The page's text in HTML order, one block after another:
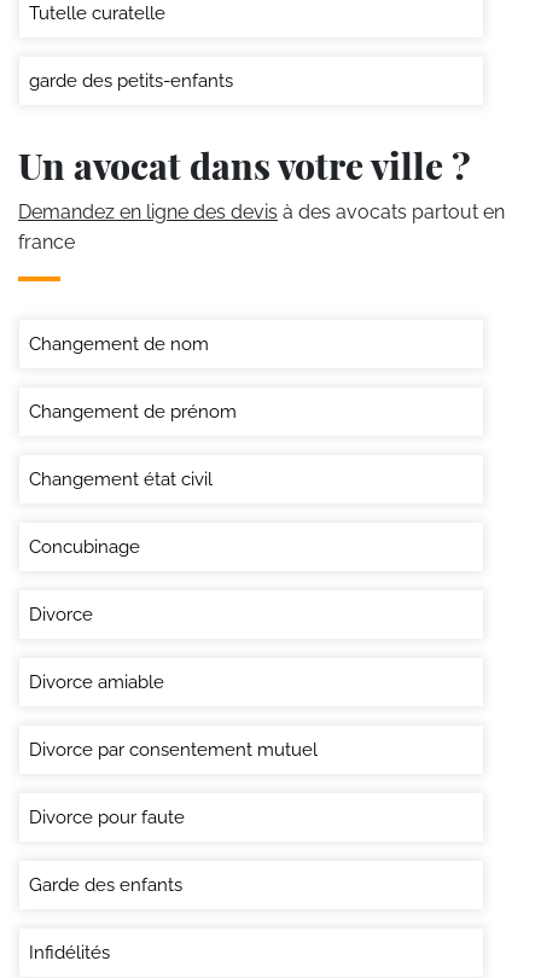
Tutelle curatelle
garde des petits-enfants
Un avocat dans votre ville ?
Demandez en ligne des devis à des avocats partout en
france
Changement de nom
Changement de prénom
Changement état civil
Concubinage
Divorce
Divorce amiable
Divorce par consentement mutuel
Divorce pour faute
Garde des enfants
Infidélités